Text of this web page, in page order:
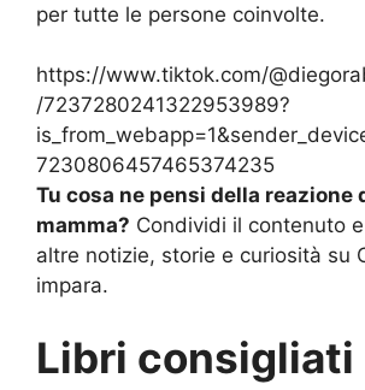
per tutte le persone coinvolte.
https://www.tiktok.com/
/7237280241322953989?
7230806457465374235
Tu cosa ne pensi della reazione
mamma? Condividi il contenuto
altre notizie, storie e curiosità su
impara.
Libri consigliati